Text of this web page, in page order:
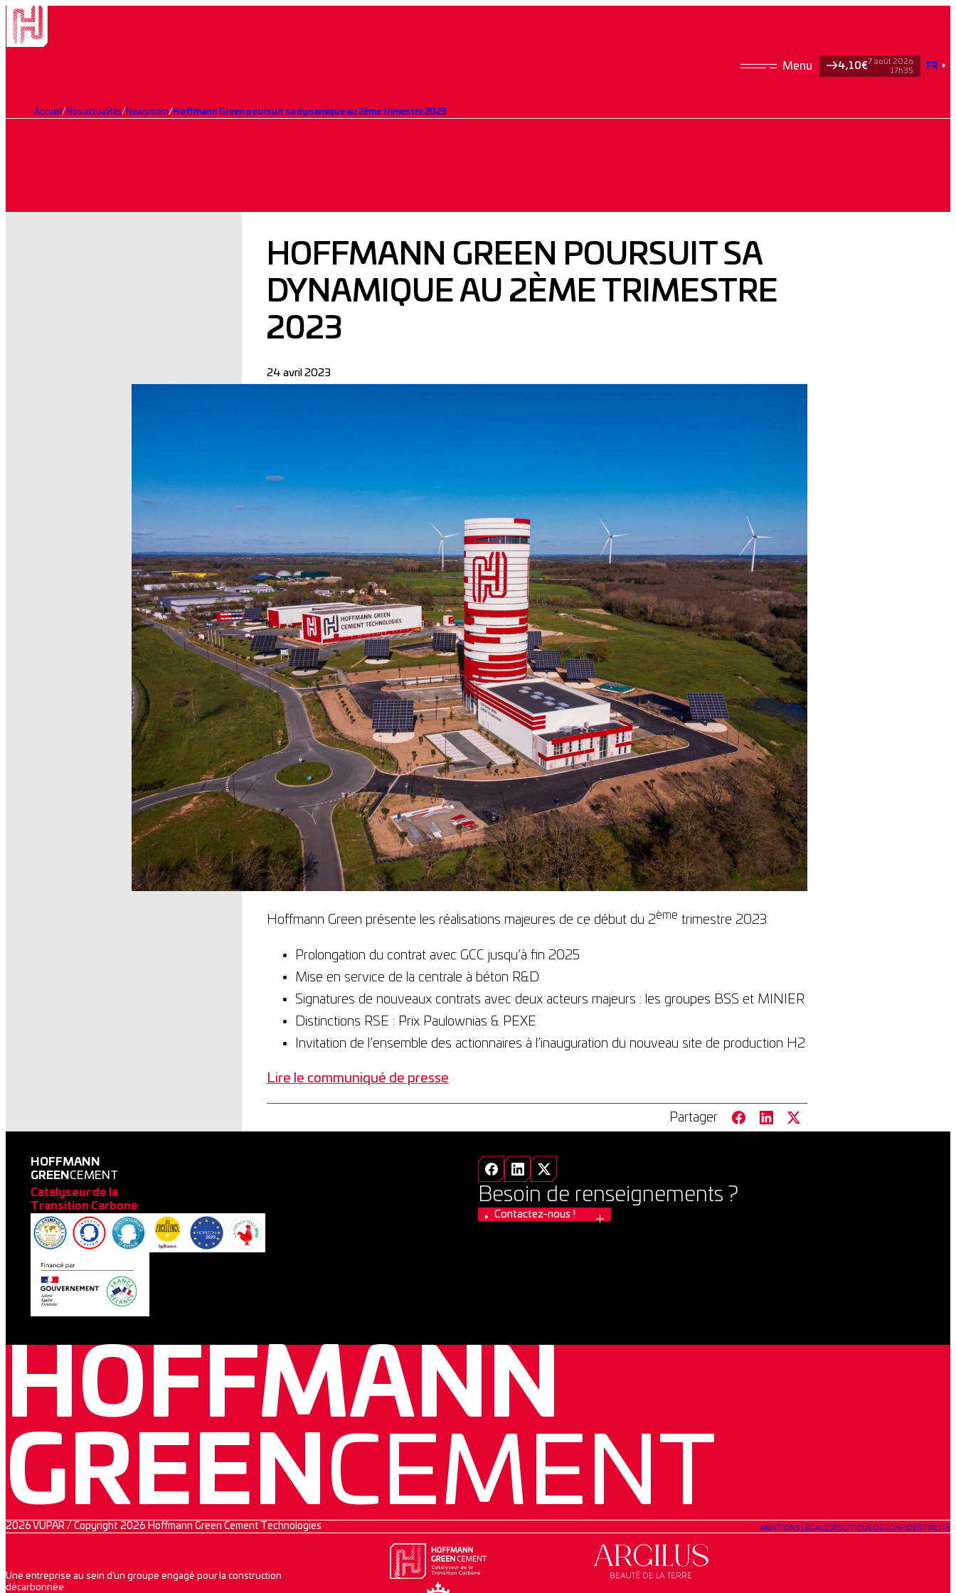
4,10€7 août 2026
17h35
FR
Accueil Nos actualités Newsroom Hoffmann Green poursuit sa dynamique au 2ème trimestre 2023
HOFFMANN GREEN POURSUIT SA
DYNAMIQUE AU 2ÈME TRIMESTRE
2023
24 avril 2023
Hoffmann Green présente les réalisations majeures de ce début du 2ème trimestre 2023:
Prolongation du contrat avec GCC jusqu’à fin 2025
Mise en service de la centrale à béton R&D
Signatures de nouveaux contrats avec deux acteurs majeurs : les groupes BSS et MINIER
Distinctions RSE : Prix Paulownias & PEXE
Invitation de l’ensemble des actionnaires à l’inauguration du nouveau site de production H2
Lire le communiqué de presse
Partager
HOFFMANN
GREEN CEMENT
Catalyseur de la
Transition Carbone
Besoin de renseignements ?
Contactez-nous !
HOFFMANN
GREEN CEMENT
2026 VUPAR / Copyright 2026 Hoffmann Green Cement Technologies MENTIONS LÉGALES POLITIQUE DE CONFIDENTIALITÉ
Une entreprise au sein d’un groupe engagé pour la construction
décarbonnée